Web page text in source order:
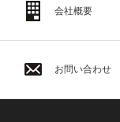
会社概要
お問い合わせ